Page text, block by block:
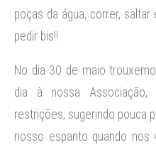
poças da água, correr,
pedir bis!!
No dia 30 de maio
dia à nossa
restrições, sugerindo pouca
nosso espanto quando nos